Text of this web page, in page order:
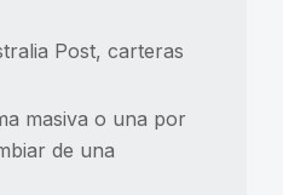
Post, carteras
masiva o una por
de una